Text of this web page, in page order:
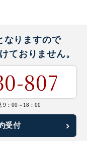
なりますので
ておりません。
807
9：00～18：00
受付